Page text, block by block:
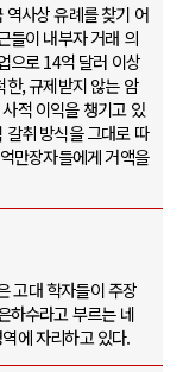
사상 유례를 찾기 어
들이 내부자 거래 의
으로 14억 달러 이상
, 규제받지 않는 암
적 이익을 챙기고 있
취 방식을 그대로 따
만장자들에게 거액을
고대 학자들이 주장
하수라고 부르는 네
에 자리하고 있다.